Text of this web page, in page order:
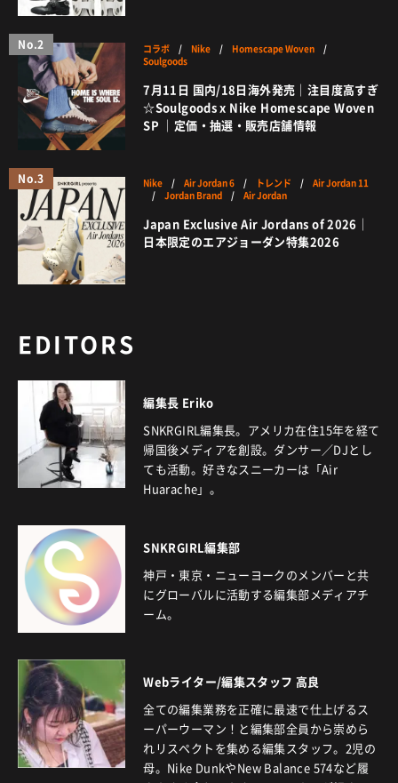
No.2 コラボ / Nike / Homescape Woven /
Soulgoods
7月11日 国内/18日海外発売｜注目度高すぎ
☆Soulgoods x Nike Homescape Woven
SP ｜定価・抽選・販売店舗情報
No.3 Nike /Air Jordan 6 / トレンド /Air Jordan 11
/Jordan Brand /Air Jordan
Japan Exclusive Air Jordans of 2026｜
日本限定のエアジョーダン特集2026
EDITORS
編集長 Eriko
SNKRGIRL編集長。アメリカ在住15年を経て
帰国後メディアを創設。ダンサー／DJとし
ても活動。好きなスニーカーは「Air
Huarache」。
SNKRGIRL編集部
神戸・東京・ニューヨークのメンバーと共
にグローバルに活動する編集部メディアチ
ーム。
Webライター/編集スタッフ 高良
全ての編集業務を正確に最速で仕上げるス
ーパーウーマン！と編集部全員から崇めら
れリスペクトを集める編集スタッフ。2児の
母。Nike DunkやNew Balance 574など履